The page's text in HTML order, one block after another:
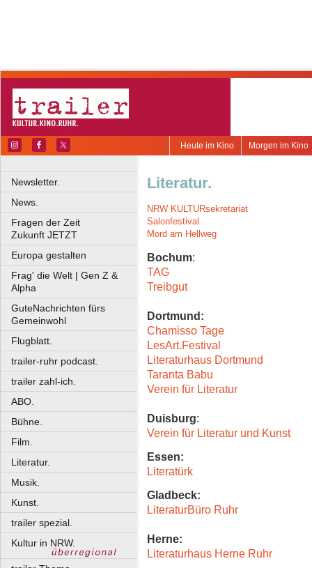
Morgen im Kino
Heute im Kino
Newsletter.
News.
Fragen der Zeit
Zukunft JETZT
Europa gestalten
Frag' die Welt | Gen Z &
Alpha
GuteNachrichten fürs
Gemeinwohl
Flugblatt.
trailer-ruhr podcast.
trailer zahl-ich.
ABO.
Bühne.
Film.
Literatur.
Musik.
Kunst.
trailer spezial.
Kultur in NRW.
Literatur.
NRW KULTURsekretariat
Salonfestival
Mord am Hellweg
Bochum:
TAG
Treibgut
Dortmund:
Chamisso Tage
LesArt.Festival
Literaturhaus Dortmund
Taranta Babu
Verein für Literatur
Duisburg:
Verein für Literatur und Kunst
Essen:
Literatürk
Gladbeck:
LiteraturBüro Ruhr
Herne:
Literaturhaus Herne Ruhr